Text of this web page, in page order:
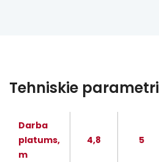
Tehniskie parametri
Darba
platums,
m
4,8 5